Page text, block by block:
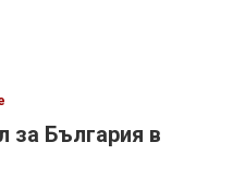
за България в